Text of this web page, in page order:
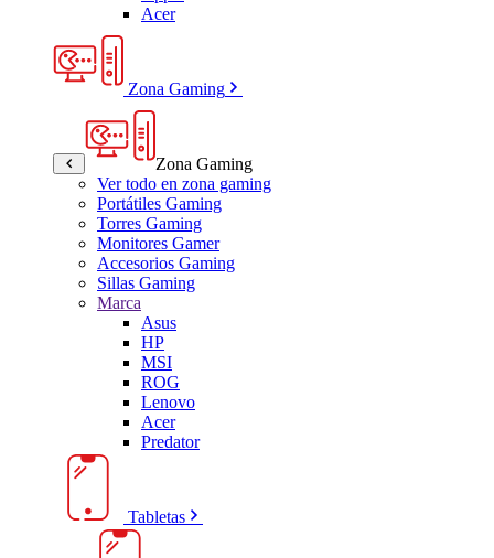
Acer
Zona Gaming
Zona Gaming
Ver todo en zona gaming
Portátiles Gaming
Torres Gaming
Monitores Gamer
Accesorios Gaming
Sillas Gaming
Marca
Asus
HP
MSI
ROG
Lenovo
Acer
Predator
Tabletas